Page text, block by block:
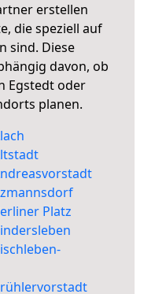
erstellen
die speziell auf
sind. Diese
davon, ob
Egstedt oder
planen.
Platz